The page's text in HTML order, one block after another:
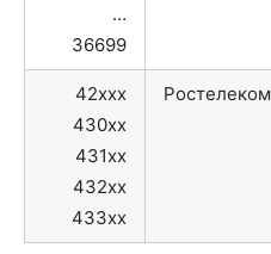
…
36699
42xxx
430xx
431xx
432xx
433xx
Ростелеком